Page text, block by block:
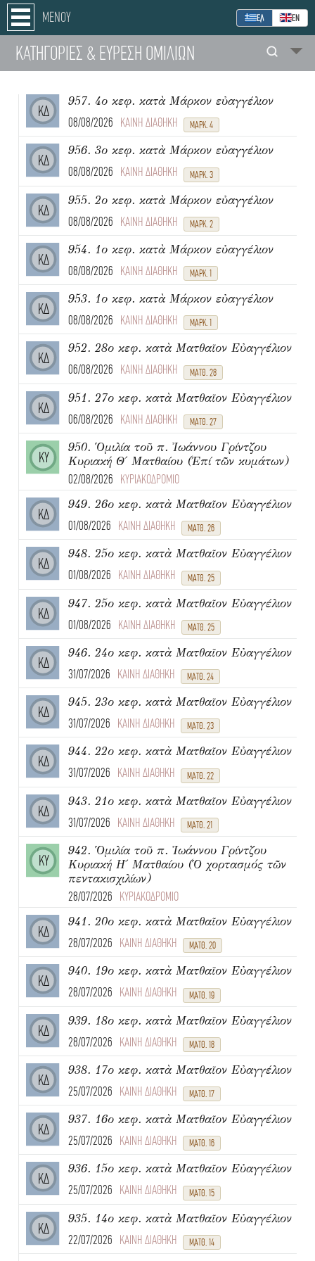
ΜΕΝΟΥ ΕΛ ΕΝ
ΚΑΤΗΓΟΡΙΕΣ & ΕΥΡΕΣΗ ΟΜΙΛΙΩΝ
ΚΔ
957. 4ο κεφ. κατὰ Μάρκον εὐαγγέλιον
08/08/2026 ΚΑΙΝΗ ΔΙΑΘΗΚΗ ΜΑΡΚ. 4
ΚΔ
956. 3ο κεφ. κατὰ Μάρκον εὐαγγέλιον
08/08/2026 ΚΑΙΝΗ ΔΙΑΘΗΚΗ ΜΑΡΚ. 3
ΚΔ
955. 2ο κεφ. κατὰ Μάρκον εὐαγγέλιον
08/08/2026 ΚΑΙΝΗ ΔΙΑΘΗΚΗ ΜΑΡΚ. 2
ΚΔ
954. 1ο κεφ. κατὰ Μάρκον εὐαγγέλιον
08/08/2026 ΚΑΙΝΗ ΔΙΑΘΗΚΗ ΜΑΡΚ. 1
ΚΔ
953. 1ο κεφ. κατὰ Μάρκον εὐαγγέλιον
08/08/2026 ΚΑΙΝΗ ΔΙΑΘΗΚΗ ΜΑΡΚ. 1
ΚΔ
952. 28ο κεφ. κατὰ Ματθαῖον Εὐαγγέλιον
06/08/2026 ΚΑΙΝΗ ΔΙΑΘΗΚΗ ΜΑΤΘ. 28
ΚΔ
951. 27ο κεφ. κατὰ Ματθαῖον Εὐαγγέλιον
06/08/2026 ΚΑΙΝΗ ΔΙΑΘΗΚΗ ΜΑΤΘ. 27
ΚΥ
950. Ὁμιλία τοῦ π. Ἰωάννου Γρίντζου
Κυριακή Θ΄ Ματθαίου (Ἐπί τῶν κυμάτων)
02/08/2026 ΚΥΡΙΑΚΟΔΡΟΜΙΟ
ΚΔ
949. 26ο κεφ. κατὰ Ματθαῖον Εὐαγγέλιον
01/08/2026 ΚΑΙΝΗ ΔΙΑΘΗΚΗ ΜΑΤΘ. 26
ΚΔ
948. 25ο κεφ. κατὰ Ματθαῖον Εὐαγγέλιον
01/08/2026 ΚΑΙΝΗ ΔΙΑΘΗΚΗ ΜΑΤΘ. 25
ΚΔ
947. 25ο κεφ. κατὰ Ματθαῖον Εὐαγγέλιον
01/08/2026 ΚΑΙΝΗ ΔΙΑΘΗΚΗ ΜΑΤΘ. 25
ΚΔ
946. 24ο κεφ. κατὰ Ματθαῖον Εὐαγγέλιον
31/07/2026 ΚΑΙΝΗ ΔΙΑΘΗΚΗ ΜΑΤΘ. 24
ΚΔ
945. 23ο κεφ. κατὰ Ματθαῖον Εὐαγγέλιον
31/07/2026 ΚΑΙΝΗ ΔΙΑΘΗΚΗ ΜΑΤΘ. 23
ΚΔ
944. 22ο κεφ. κατὰ Ματθαῖον Εὐαγγέλιον
31/07/2026 ΚΑΙΝΗ ΔΙΑΘΗΚΗ ΜΑΤΘ. 22
ΚΔ
943. 21ο κεφ. κατὰ Ματθαῖον Εὐαγγέλιον
31/07/2026 ΚΑΙΝΗ ΔΙΑΘΗΚΗ ΜΑΤΘ. 21
ΚΥ
942. Ὁμιλία τοῦ π. Ἰωάννου Γρίντζου
Κυριακή Η΄ Ματθαίου (Ὁ χορτασμός τῶν
πεντακισχιλίων)
28/07/2026 ΚΥΡΙΑΚΟΔΡΟΜΙΟ
ΚΔ
941. 20ο κεφ. κατὰ Ματθαῖον Εὐαγγέλιον
28/07/2026 ΚΑΙΝΗ ΔΙΑΘΗΚΗ ΜΑΤΘ. 20
ΚΔ
940. 19ο κεφ. κατὰ Ματθαῖον Εὐαγγέλιον
28/07/2026 ΚΑΙΝΗ ΔΙΑΘΗΚΗ ΜΑΤΘ. 19
ΚΔ
939. 18ο κεφ. κατὰ Ματθαῖον Εὐαγγέλιον
28/07/2026 ΚΑΙΝΗ ΔΙΑΘΗΚΗ ΜΑΤΘ. 18
ΚΔ
938. 17ο κεφ. κατὰ Ματθαῖον Εὐαγγέλιον
25/07/2026 ΚΑΙΝΗ ΔΙΑΘΗΚΗ ΜΑΤΘ. 17
ΚΔ
937. 16ο κεφ. κατὰ Ματθαῖον Εὐαγγέλιον
25/07/2026 ΚΑΙΝΗ ΔΙΑΘΗΚΗ ΜΑΤΘ. 16
ΚΔ
936. 15ο κεφ. κατὰ Ματθαῖον Εὐαγγέλιον
25/07/2026 ΚΑΙΝΗ ΔΙΑΘΗΚΗ ΜΑΤΘ. 15
ΚΔ
935. 14ο κεφ. κατὰ Ματθαῖον Εὐαγγέλιον
22/07/2026 ΚΑΙΝΗ ΔΙΑΘΗΚΗ ΜΑΤΘ. 14